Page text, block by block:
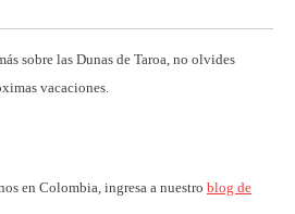
sobre las Dunas de Taroa, no olvides
vacaciones.
en Colombia, ingresa a nuestro blog de